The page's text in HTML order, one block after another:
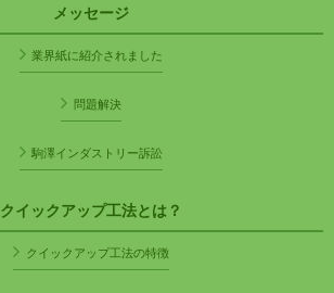
メッセージ
業界紙に紹介されました
問題解決
駒澤インダストリー訴訟
クイックアップ工法とは？
クイックアップ工法の特徴